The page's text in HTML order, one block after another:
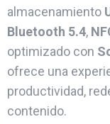
almacenamiento
Bluetooth 5.4,
optimizado con
ofrece una
productividad,
contenido.